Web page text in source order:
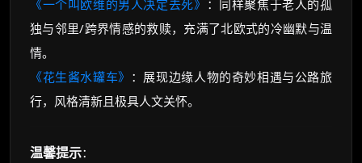
《一个叫欧维的男人决定去死》 ：同样聚焦于老人的孤
独与邻里/跨界情感的救赎，充满了北欧式的冷幽默与温
情。
《花生酱水罐车》 ：展现边缘人物的奇妙相遇与公路旅
行，风格清新且极具人文关怀。
温馨提示：